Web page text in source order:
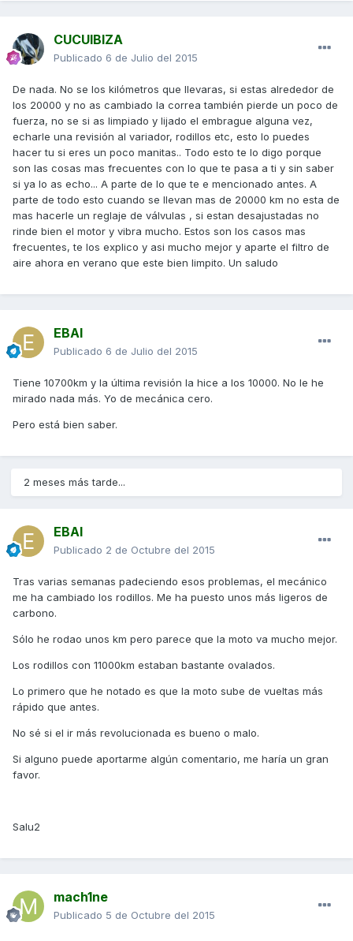
CUCUIBIZA
Publicado 6 de Julio del 2015
De nada. No se los kilómetros que llevaras, si estas alrededor de
los 20000 y no as cambiado la correa también pierde un poco de
fuerza, no se si as limpiado y lijado el embrague alguna vez,
echarle una revisión al variador, rodillos etc, esto lo puedes
hacer tu si eres un poco manitas.. Todo esto te lo digo porque
son las cosas mas frecuentes con lo que te pasa a ti y sin saber
si ya lo as echo... A parte de lo que te e mencionado antes. A
parte de todo esto cuando se llevan mas de 20000 km no esta de
mas hacerle un reglaje de válvulas , si estan desajustadas no
rinde bien el motor y vibra mucho. Estos son los casos mas
frecuentes, te los explico y asi mucho mejor y aparte el filtro de
aire ahora en verano que este bien limpito. Un saludo
EBAI
Publicado 6 de Julio del 2015
Tiene 10700km y la última revisión la hice a los 10000. No le he
mirado nada más. Yo de mecánica cero.
Pero está bien saber.
2 meses más tarde...
EBAI
Publicado 2 de Octubre del 2015
Tras varias semanas padeciendo esos problemas, el mecánico
me ha cambiado los rodillos. Me ha puesto unos más ligeros de
carbono.
Sólo he rodao unos km pero parece que la moto va mucho mejor.
Los rodillos con 11000km estaban bastante ovalados.
Lo primero que he notado es que la moto sube de vueltas más
rápido que antes.
No sé si el ir más revolucionada es bueno o malo.
Si alguno puede aportarme algún comentario, me haría un gran
favor.
Salu2
mach1ne
Publicado 5 de Octubre del 2015